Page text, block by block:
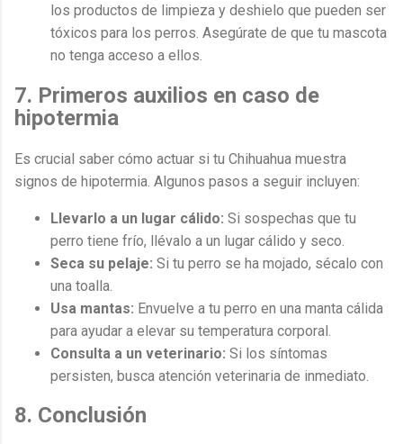
los productos de limpieza y deshielo que pueden ser
tóxicos para los perros. Asegúrate de que tu mascota
no tenga acceso a ellos.
7. Primeros auxilios en caso de
hipotermia
Es crucial saber cómo actuar si tu Chihuahua muestra
signos de hipotermia. Algunos pasos a seguir incluyen:
Llevarlo a un lugar cálido: Si sospechas que tu
perro tiene frío, llévalo a un lugar cálido y seco.
Seca su pelaje: Si tu perro se ha mojado, sécalo con
una toalla.
Usa mantas: Envuelve a tu perro en una manta cálida
para ayudar a elevar su temperatura corporal.
Consulta a un veterinario: Si los síntomas
persisten, busca atención veterinaria de inmediato.
8. Conclusión